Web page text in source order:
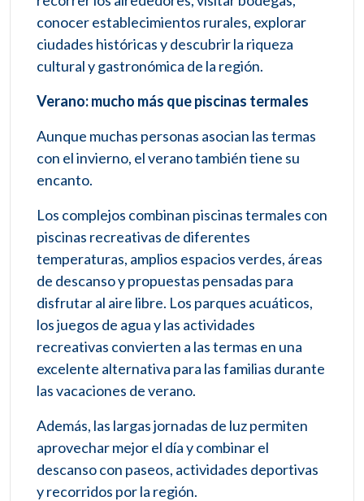
conocer establecimientos rurales, explorar
ciudades históricas y descubrir la riqueza
cultural y gastronómica de la región.
Verano: mucho más que piscinas termales
Aunque muchas personas asocian las termas
con el invierno, el verano también tiene su
encanto.
Los complejos combinan piscinas termales con
piscinas recreativas de diferentes
temperaturas, amplios espacios verdes, áreas
de descanso y propuestas pensadas para
disfrutar al aire libre. Los parques acuáticos,
los juegos de agua y las actividades
recreativas convierten a las termas en una
excelente alternativa para las familias durante
las vacaciones de verano.
Además, las largas jornadas de luz permiten
aprovechar mejor el día y combinar el
descanso con paseos, actividades deportivas
y recorridos por la región.